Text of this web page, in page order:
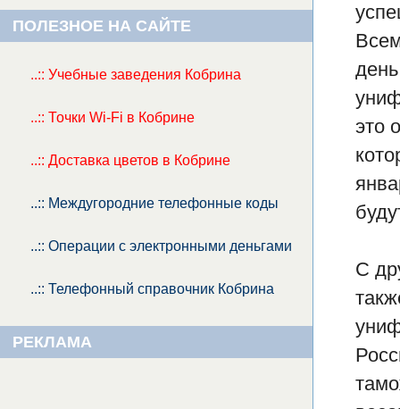
ПОЛЕЗНОЕ НА САЙТЕ
..:: Учебные заведения Кобрина
..:: Точки Wi-Fi в Кобрине
..:: Доставка цветов в Кобрине
..:: Междугородние телефонные коды
..:: Операции с электронными деньгами
..:: Телефонный справочник Кобрина
РЕКЛАМА
это
С